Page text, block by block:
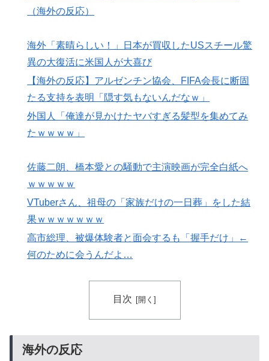
道・・・」→「2002年の審判買収が事実だったの
▶ 【朗報】寺田心、ベンチプレス110kgwww
▶ 【海外の反応】“新タナスコ”のディアスが地雷すぎる件
「大谷と山本だけしかまともな契約がない…」
▶ 【夏の風物詩】「うるさい」で消える?“盆踊り”存続の
危機 会場数は20年で半減 騒音対策で“サイレント盆
ダンス”も
協会による国際試合の審判買収が発覚し大騒ぎ！【海外
▶
海外「日本なんて行くんじゃなかった…」 日本を知っ
▶
【海外の反応】中国がAI開発の主導権を握りつつあるよ
な → 「どうせアメリカは中国製AIを規制するんだろう
国際的な小咄 読者投稿 中小企業診断士めがけてよちよ
▶
▶ 海外「日本のこの場所は現実とは思えないレベルで美し
（海外の反応）
海外「素晴らしい！」日本が買収したUSスチール驚
異の大復活に米国人が大喜び
【海外の反応】アルゼンチン協会、FIFA会長に断固
たる支持を表明「隠す気もないんだなｗ」
外国人「俺達が見かけたヤバすぎる髪型を集めてみ
たｗｗｗｗ」
佐藤二朗、橋本愛との騒動で主演映画が完全白紙へ
ｗｗｗｗｗ
VTuberさん、祖母の「家族だけの一日葬」をした結
果ｗｗｗｗｗｗｗ
高市総理、被爆体験者と面会するも「握手だけ」←
何のために会うんだよ…
目次
海外の反応